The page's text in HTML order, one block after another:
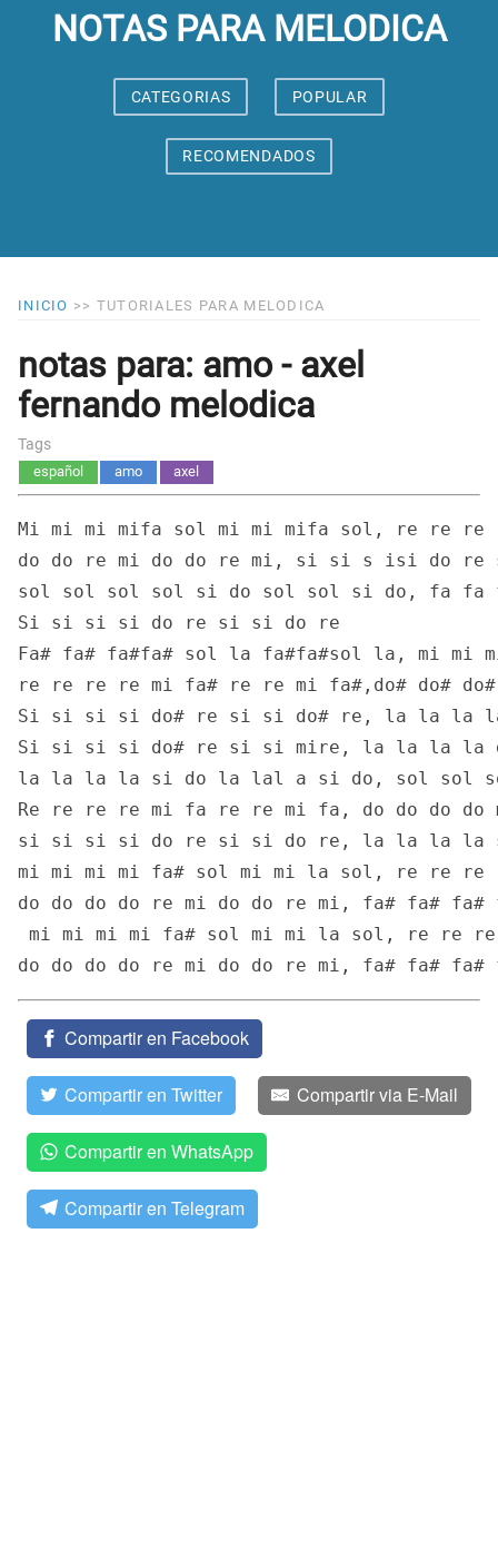
NOTAS PARA MELODICA
CATEGORIAS POPULAR
RECOMENDADOS
INICIO >> TUTORIALES PARA MELODICA
notas para: amo - axel
fernando melodica
Tags
español amo axel
Mi mi mi mifa sol mi mi mifa sol, re re
do do re mi do do re mi, si si s isi do
sol sol sol sol si do sol sol si do, fa
Si si si si do re si si do re
Fa# fa# fa#fa# sol la fa#fa#sol la, mi mi
re re re re mi fa# re re mi fa#,do# do#
Si si si si do# re si si do# re, la la la la
Si si si si do# re si si mire, la la la la
la la la la si do la lal a si do, sol sol
Re re re re mi fa re re mi fa, do do do
si si si si do re si si do re, la la la la
mi mi mi mi fa# sol mi mi la sol, re re
do do do do re mi do do re mi, fa# fa#
mi mi mi mi fa# sol mi mi la sol, re re
do do do do re mi do do re mi, fa# fa#
Compartir en Facebook
Compartir en Twitter Compartir via E-Mail
Compartir en WhatsApp
Compartir en Telegram